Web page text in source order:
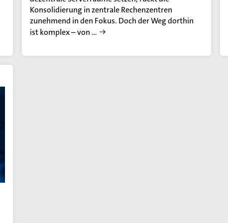
Konsolidierung in zentrale Rechenzentren
zunehmend in den Fokus. Doch der Weg dorthin
ist komplex – von …